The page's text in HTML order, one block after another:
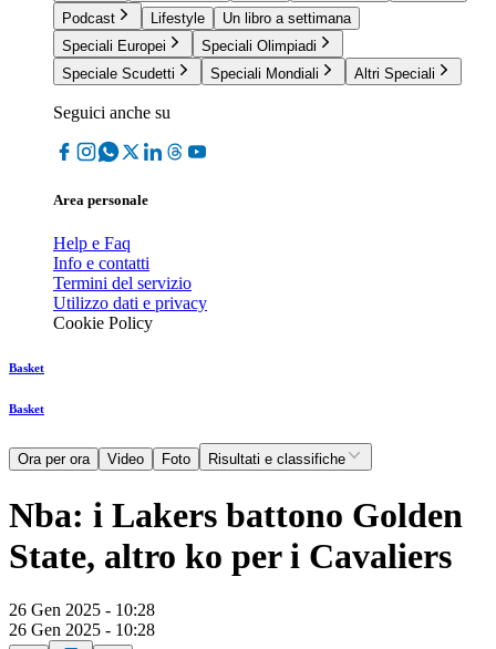
Podcast
Lifestyle
Un libro a settimana
Speciali Europei
Speciali Olimpiadi
Speciale Scudetti
Speciali Mondiali Altri Speciali
Seguici anche su
Area personale
Help e Faq
Info e contatti
Termini del servizio
Utilizzo dati e privacy
Cookie Policy
Basket
Basket
Ora per ora Video Foto Risultati e classifiche
Nba: i Lakers battono Golden
State, altro ko per i Cavaliers
26 Gen 2025 - 10:28
26 Gen 2025 - 10:28